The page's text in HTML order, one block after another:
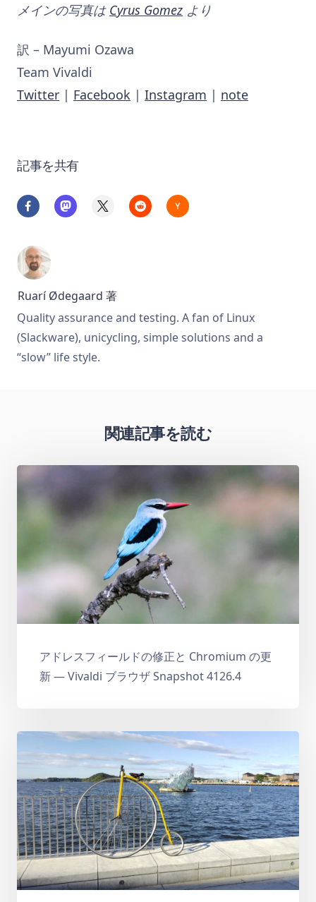
メインの写真は Cyrus Gomez より
訳 – Mayumi Ozawa
Team Vivaldi
Twitter | Facebook | Instagram | note
記事を共有
Ruarí Ødegaard 著
Quality assurance and testing. A fan of Linux
(Slackware), unicycling, simple solutions and a
“slow” life style.
関連記事を読む
アドレスフィールドの修正と Chromium の更
新 — Vivaldi ブラウザ Snapshot 4126.4